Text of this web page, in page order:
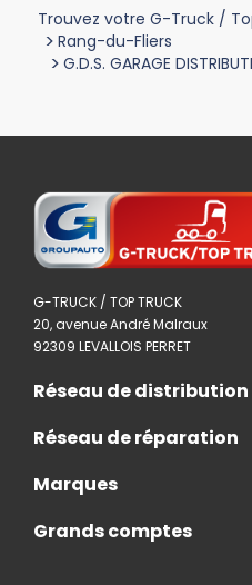
Trouvez votre G-Truck /
> Rang-du-Fliers
> G.D.S. GARAGE
G-TRUCK / TOP TRUCK
20, avenue André Malraux
92309 LEVALLOIS PERRET
Réseau de distribution
Réseau de réparation
Marques
Grands comptes